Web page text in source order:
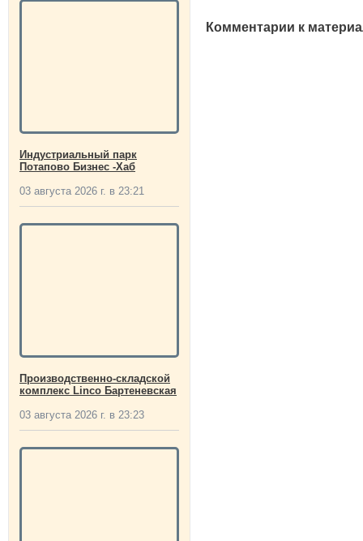
Индустриальный парк
Потапово Бизнес -Хаб
03 августа 2026 г. в 23:21
Производственно-складской
комплекс Linco Бартеневская
03 августа 2026 г. в 23:23
Комментарии к